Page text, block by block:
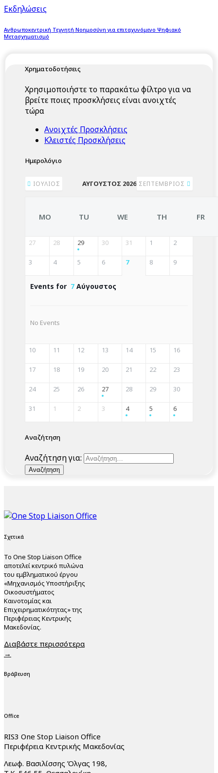
Εκδηλώσεις
Ανθρωποκεντρική Τεχνητή Νοημοσύνη για επιταχυνόμενο Ψηφιακό
Μετασχηματισμό
Χρηματοδοτήσεις
Χρησιμοποιήστε το παρακάτω φίλτρο για να
βρείτε ποιες προσκλήσεις είναι ανοιχτές
τώρα
Ανοιχτές Προσκλήσεις
Κλειστές Προσκλήσεις
Ημερολόγιο
ΙΟΎΛΙΟΣ ΑΎΓΟΥΣΤΟΣ 2026 ΣΕΠΤΈΜΒΡΙΟΣ
MO TU WE TH FR
27 28 29 30 31 1 2
3 4 5 6 7 8 9
Events for 7 Αύγουστος
No Events
10 11 12 13 14 15 16
17 18 19 20 21 22 23
24 25 26 27 28 29 30
31 1 2 3 4 5 6
Αναζήτηση
Αναζήτηση για:
Σχετικά
Το One Stop Liaison Office
αποτελεί κεντρικό πυλώνα
του εμβληματικού έργου
«Μηχανισμός Υποστήριξης
Οικοσυστήματος
Καινοτομίας και
Επιχειρηματικότητας» της
Περιφέρειας Κεντρικής
Μακεδονίας.
Διαβάστε περισσότερα
→
Βράβευση
Office
RIS3 One Stop Liaison Office
Περιφέρεια Κεντρικής Μακεδονίας
Λεωφ. Βασιλίσσης Όλγας 198,